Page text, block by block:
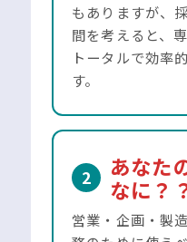
もありますが、
間を考えると、
トータルで効率
す。
2
あなた
なに？
営業・企画・製